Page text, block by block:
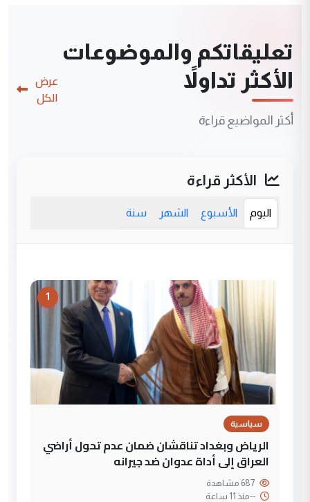
تعليقاتكم والموضوعات
الأكثر تداولاً
أكثر المواضيع قراءة
عرض
الكل
الأكثر قراءة
اليوم الأسبوع الشهر سنة
1
سياسية
الرياض وبغداد تناقشان ضمان عدم تحول أراضي
العراق إلى أداة عدوان ضد جيرانه
--منذ 11 ساعة